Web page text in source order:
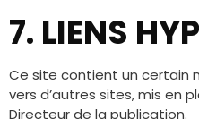
7. LIENS
Ce site contient un certain
vers d’autres sites, mis en
Directeur de la publication.